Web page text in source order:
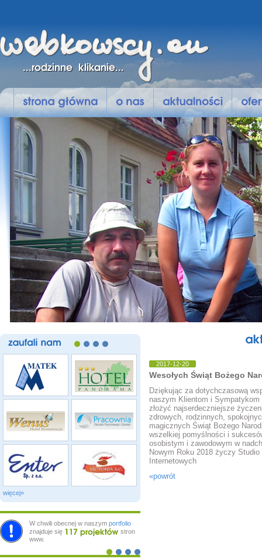
więcej»
W chwili obecnej w naszym portfolio
znajduje się
stron
www.
2017-12-20
Wesołych Świąt Bożego
Dziękując za dotychczasową
naszym Klientom i Sympatykom
złożyć najserdeczniejsze
zdrowych, rodzinnych,
magicznych Świąt Bożego
wszelkiej pomyślności i
osobistym i zawodowym w
Nowym Roku 2018 życzy Studio
Internetowych
«powrót